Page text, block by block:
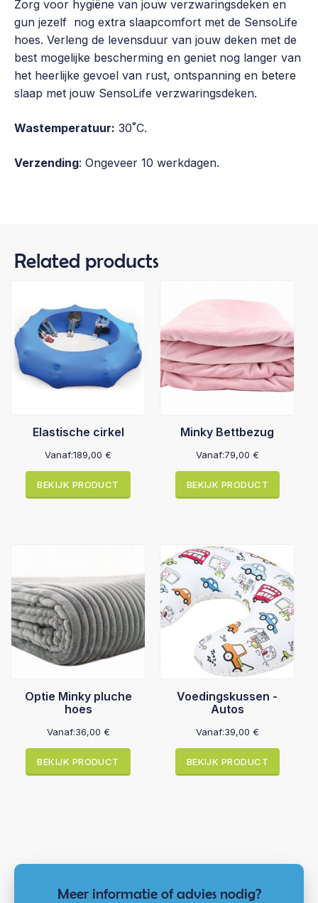
Zorg voor hygiëne van jouw verzwaringsdeken en
gun jezelf nog extra slaapcomfort met de SensoLife
hoes. Verleng de levensduur van jouw deken met de
best mogelijke bescherming en geniet nog langer van
het heerlijke gevoel van rust, ontspanning en betere
slaap met jouw SensoLife verzwaringsdeken.
Wastemperatuur: 30˚C.
Verzending: Ongeveer 10 werkdagen.
Related products
Elastische cirkel
Vanaf:189,00€
BEKIJK PRODUCT
Minky Bettbezug
Vanaf:79,00 €
BEKIJK PRODUCT
Optie Minky pluche
hoes
Vanaf:36,00 €
BEKIJK PRODUCT
Voedingskussen -
Autos
Vanaf:39,00 €
BEKIJK PRODUCT
Meer informatie of advies nodig?